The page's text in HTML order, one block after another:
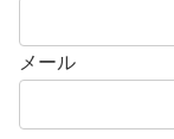
メール